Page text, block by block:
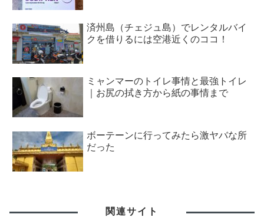
済州島（チェジュ島）でレンタルバイ
クを借りるには空港近くのココ！
ミャンマーのトイレ事情と最強トイレ
｜お尻の拭き方から紙の事情まで
ボーテーンに行ってみたら激ヤバな所
だった
関連サイト